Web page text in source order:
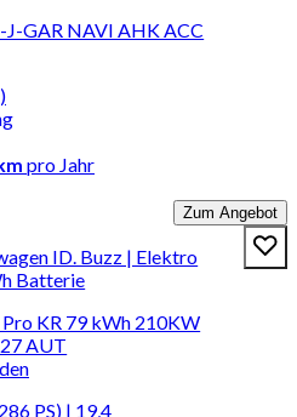
J-GAR NAVI AHK ACC
pro Jahr
Zum Angebot
ID. Buzz | Elektro
Batterie
KR 79 kWh 210KW
AUT
PS) | 19,4